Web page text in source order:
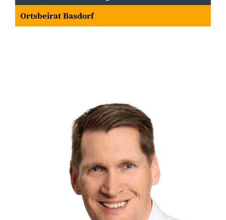
Ortsbeirat Basdorf